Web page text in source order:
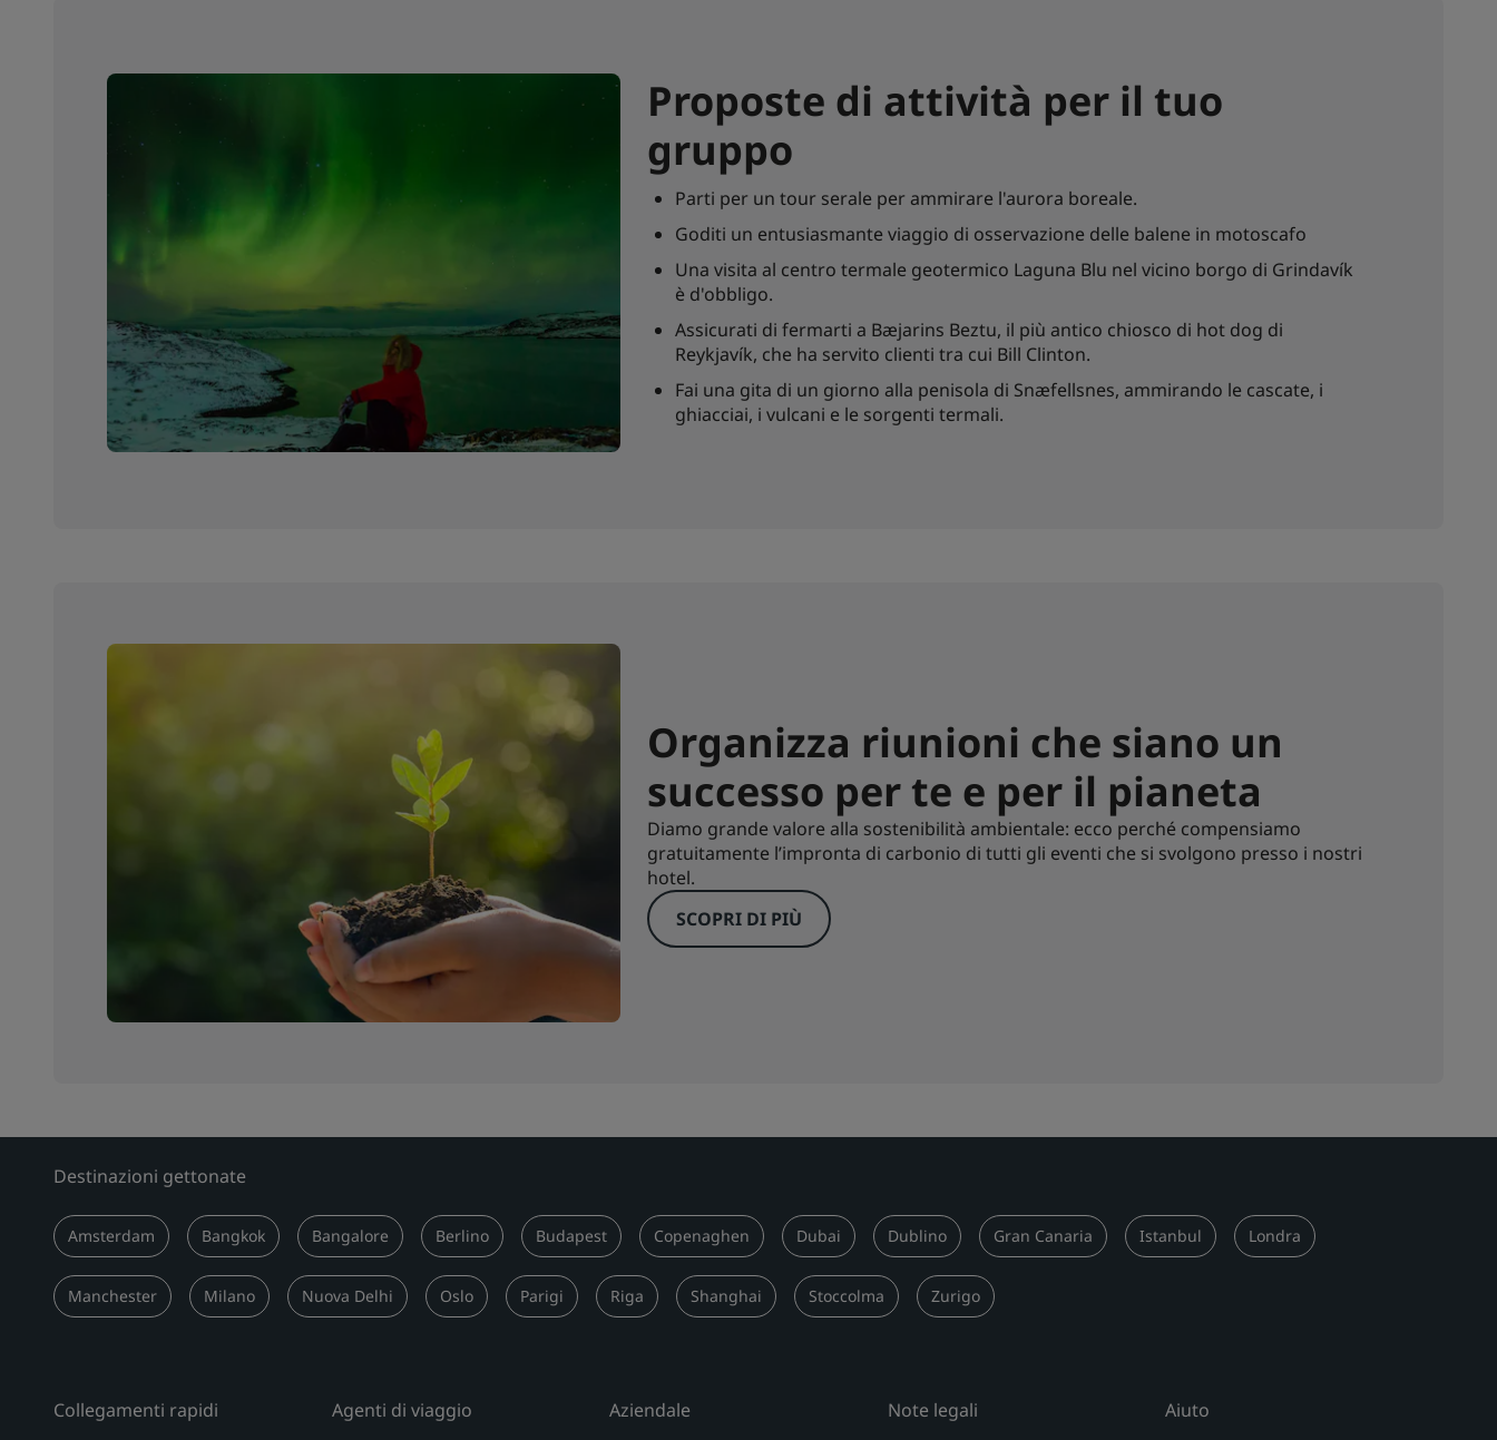
Proposte di attività per il tuo
gruppo
Parti per un tour serale per ammirare l'aurora boreale.
Goditi un entusiasmante viaggio di osservazione delle balene in motoscafo
Una visita al centro termale geotermico Laguna Blu nel vicino borgo di Grindavík
è d'obbligo.
Assicurati di fermarti a Bæjarins Beztu, il più antico chiosco di hot dog di
Reykjavík, che ha servito clienti tra cui Bill Clinton.
Fai una gita di un giorno alla penisola di Snæfellsnes, ammirando le cascate, i
ghiacciai, i vulcani e le sorgenti termali.
Organizza riunioni che siano un
successo per te e per il pianeta
Diamo grande valore alla sostenibilità ambientale: ecco perché compensiamo
gratuitamente l’impronta di carbonio di tutti gli eventi che si svolgono presso i nostri
hotel.
SCOPRI DI PIÙ
Destinazioni gettonate
Amsterdam Bangkok Bangalore Berlino Budapest Copenaghen Dubai Dublino Gran Canaria Istanbul Londra
Manchester Milano Nuova Delhi Oslo Parigi Riga Shanghai Stoccolma Zurigo
Collegamenti rapidi Agenti di viaggio Aziendale Note legali Aiuto